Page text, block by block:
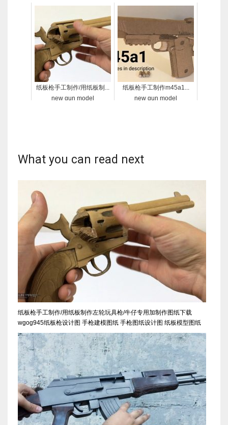
new gun model
new gun model
纸板枪手工制作/用纸板制...
new gun model
纸板枪手工制作m45a1...
new gun model
What you can read next
纸板枪手工制作/用纸板制作左轮玩具枪/牛仔专用加制作图纸下载
wgog945纸板枪设计图 手枪建模图纸 手枪图纸设计图 纸板模型图纸